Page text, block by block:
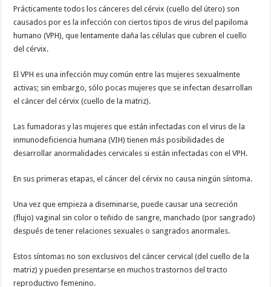
Prácticamente todos los cánceres del cérvix (cuello del útero) son
causados por es la infección con ciertos tipos de virus del papiloma
humano (VPH), que lentamente daña las células que cubren el cuello
del cérvix.
El VPH es una infección muy común entre las mujeres sexualmente
activas; sin embargo, sólo pocas mujeres que se infectan desarrollan
el cáncer del cérvix (cuello de la matriz).
Las fumadoras y las mujeres que están infectadas con el virus de la
inmunodeficiencia humana (VIH) tienen más posibilidades de
desarrollar anormalidades cervicales si están infectadas con el VPH.
En sus primeras etapas, el cáncer del cérvix no causa ningún síntoma.
Una vez que empieza a diseminarse, puede causar una secreción
(flujo) vaginal sin color o teñido de sangre, manchado (por sangrado)
después de tener relaciones sexuales o sangrados anormales.
Estos síntomas no son exclusivos del cáncer cervical (del cuello de la
matriz) y pueden presentarse en muchos trastornos del tracto
reproductivo femenino.